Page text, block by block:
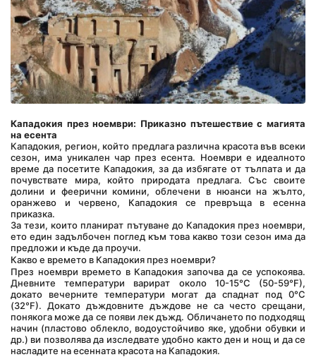
Кападокия през ноември: Приказно пътешествие с магията
на есента
Кападокия, регион, който предлага различна красота във всеки
сезон, има уникален чар през есента. Ноември е идеалното
време да посетите Кападокия, за да избягате от тълпата и да
почувствате мира, който природата предлага. Със своите
долини и феерични комини, облечени в нюанси на жълто,
оранжево и червено, Кападокия се превръща в есенна
приказка.
За тези, които планират пътуване до Кападокия през ноември,
ето един задълбочен поглед към това какво този сезон има да
предложи и къде да проучи.
Какво е времето в Кападокия през ноември?
През ноември времето в Кападокия започва да се успокоява.
Дневните температури варират около 10-15°C (50-59°F),
докато вечерните температури могат да спаднат под 0°C
(32°F). Докато дъждовните дъждове не са често срещани,
понякога може да се появи лек дъжд. Обличането по подходящ
начин (пластово облекло, водоустойчиво яке, удобни обувки и
др.) ви позволява да изследвате удобно както ден и нощ и да се
насладите на есенната красота на Кападокия.